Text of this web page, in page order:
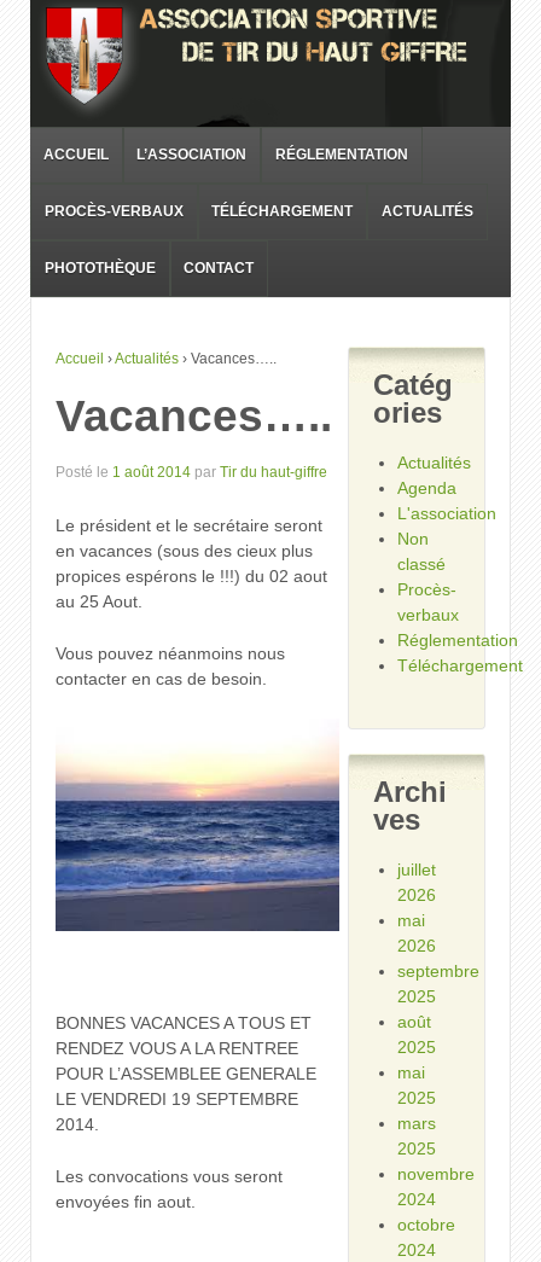
ACCUEIL L’ASSOCIATION RÉGLEMENTATION
PROCÈS-VERBAUX TÉLÉCHARGEMENT ACTUALITÉS
PHOTOTHÈQUE CONTACT
Accueil ›Actualités › Vacances…..
Vacances…..
Posté le 1 août 2014 par Tir du haut-giffre
Le président et le secrétaire seront
en vacances (sous des cieux plus
propices espérons le !!!) du 02 aout
au 25 Aout.
Vous pouvez néanmoins nous
contacter en cas de besoin.
BONNES VACANCES A TOUS ET
RENDEZ VOUS A LA RENTREE
POUR L’ASSEMBLEE GENERALE
LE VENDREDI 19 SEPTEMBRE
2014.
Les convocations vous seront
envoyées fin aout.
Catég
ories
Actualités
Agenda
L'association
Non
classé
Procès-
verbaux
Réglementation
Téléchargement
Archi
ves
juillet
2026
mai
2026
septembre
2025
août
2025
mai
2025
mars
2025
novembre
2024
octobre
2024